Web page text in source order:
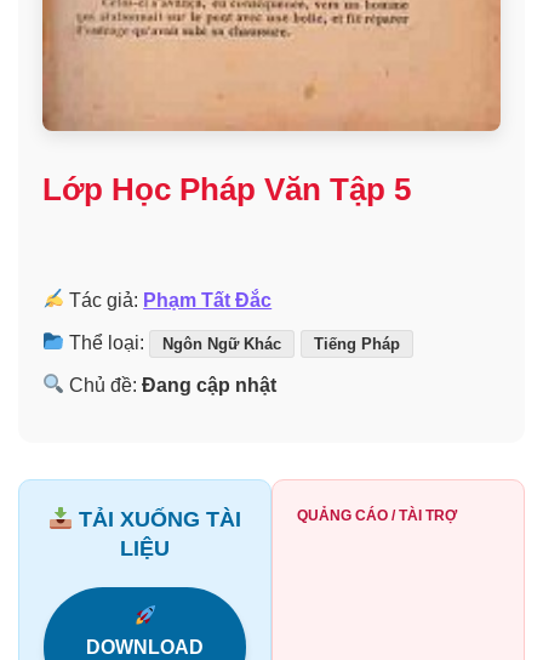
Lớp Học Pháp Văn Tập 5
Tác giả: Phạm Tất Đắc
Thể loại: Ngôn Ngữ Khác Tiếng Pháp
Chủ đề:Đang cập nhật
TẢI XUỐNG TÀI
LIỆU
DOWNLOAD
QUẢNG CÁO / TÀI TRỢ